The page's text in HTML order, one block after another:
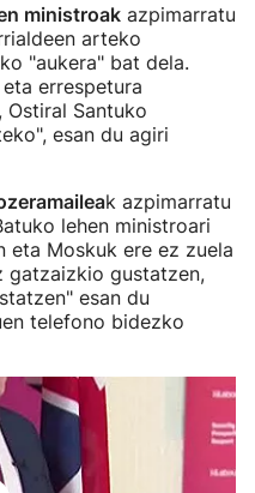
ministroak azpimarratu
arteko
"aukera" bat dela.
errespetura
Santuko
esan du agiri
k azpimarratu
lehen ministroari
eta Moskuk ere ez zuela
gatzaizkio gustatzen,
esan du
telefono bidezko